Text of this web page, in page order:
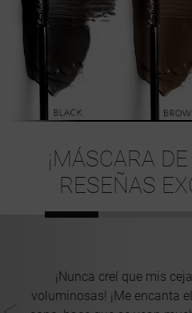
¡MÁSCARA
RESEÑAS
¡Nunca creí que mis
voluminosas! ¡Me encanta